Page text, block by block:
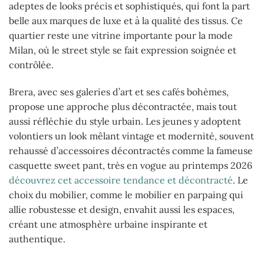
adeptes de looks précis et sophistiqués, qui font la part
belle aux marques de luxe et à la qualité des tissus. Ce
quartier reste une vitrine importante pour la mode
Milan, où le street style se fait expression soignée et
contrôlée.
Brera, avec ses galeries d’art et ses cafés bohèmes,
propose une approche plus décontractée, mais tout
aussi réfléchie du style urbain. Les jeunes y adoptent
volontiers un look mêlant vintage et modernité, souvent
rehaussé d’accessoires décontractés comme la fameuse
casquette sweet pant, très en vogue au printemps 2026
découvrez cet accessoire tendance et décontracté. Le
choix du mobilier, comme le mobilier en parpaing qui
allie robustesse et design, envahit aussi les espaces,
créant une atmosphère urbaine inspirante et
authentique.